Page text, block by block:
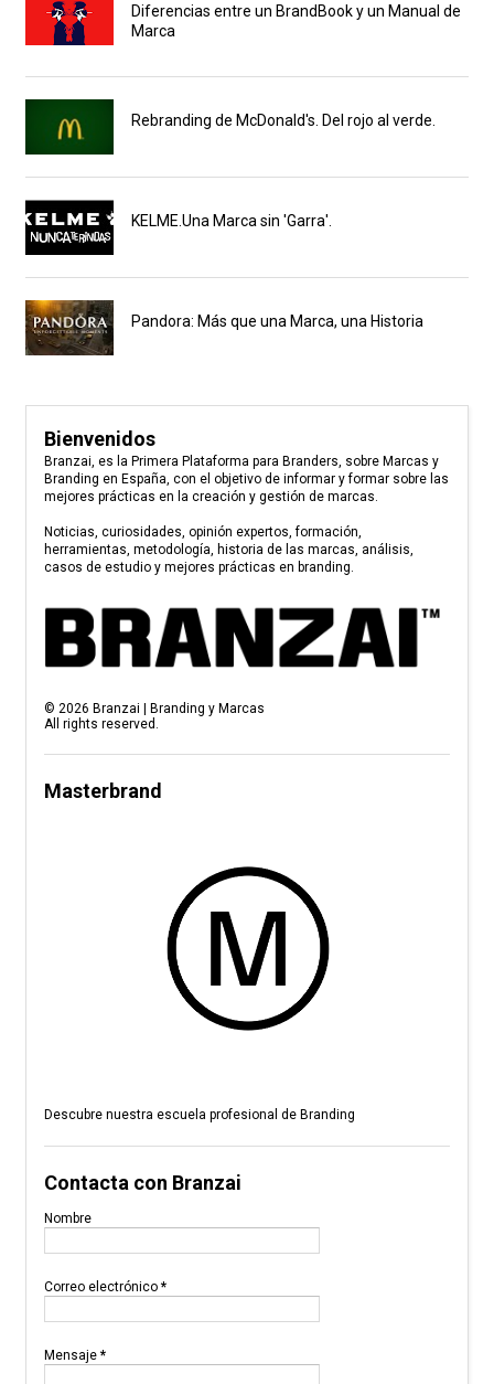
Diferencias entre un BrandBook y un Manual de
Marca
Rebranding de McDonald's. Del rojo al verde.
KELME.Una Marca sin 'Garra'.
Pandora: Más que una Marca, una Historia
Bienvenidos
Branzai, es la Primera Plataforma para Branders, sobre Marcas y
Branding en España, con el objetivo de informar y formar sobre las
mejores prácticas en la creación y gestión de marcas.
Noticias, curiosidades, opinión expertos, formación,
herramientas, metodología, historia de las marcas, análisis,
casos de estudio y mejores prácticas en branding.
© 2026 Branzai | Branding y Marcas
All rights reserved.
Masterbrand
Descubre nuestra escuela profesional de Branding
Contacta con Branzai
Nombre
Correo electrónico *
Mensaje *